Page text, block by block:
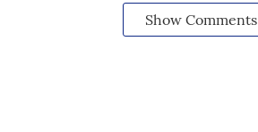
Show Comments